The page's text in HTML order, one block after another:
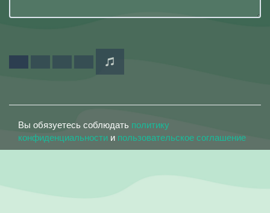
Вы обязуетесь соблюдать политику
конфиденциальности и пользовательское соглашение